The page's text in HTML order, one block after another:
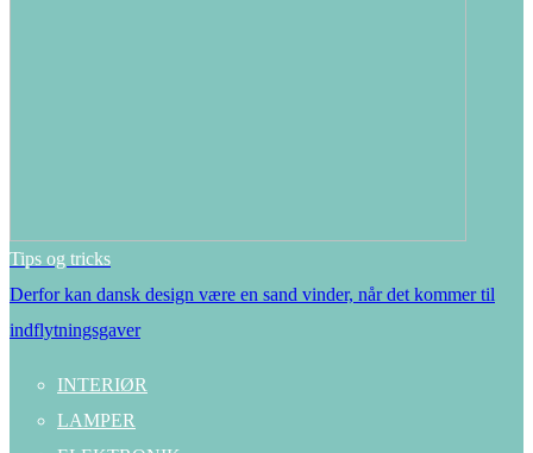
Tips og tricks
Derfor kan dansk design være en sand vinder, når det kommer til
indflytningsgaver
INTERIØR
LAMPER